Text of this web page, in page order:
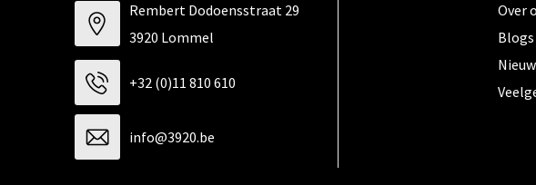
Rembert Dodoensstraat 29
3920 Lommel
+32 (0)11 810 610
info@3920.be
Over